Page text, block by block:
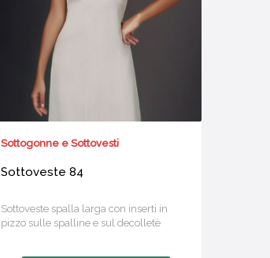
Sottogonne e Sottovesti
Sottoveste 84
Sottoveste spalla larga con inserti in
pizzo sulle spalline e sul decolletè